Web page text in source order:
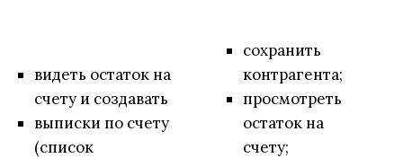
видеть остаток на
счету и создавать
выписки по счету
(список
сохранить
контрагента;
просмотреть
остаток на
счету;